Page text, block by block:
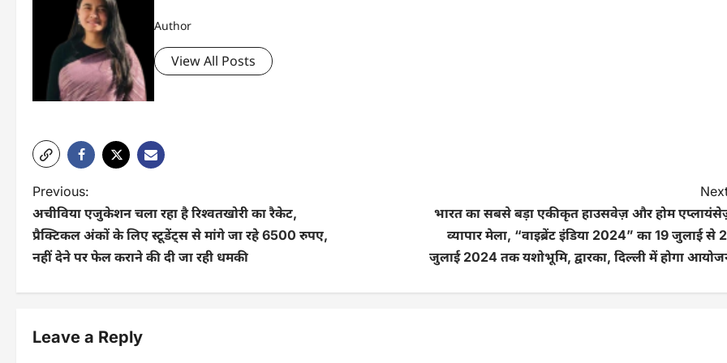
Author
View All Posts
P
o
s
a
Previous:
अचीविया एजुकेशन चला रहा है रिश्वतखोरी का रैकेट,
प्रैक्टिकल अंकों के लिए स्टूडेंट्स से मांगे जा रहे 6500 रुपए,
नहीं देने पर फेल कराने की दी जा रही धमकी
भारत का सबसे बड़ा एकीकृत हाउसवेज़ और होम
व्यापार मेला, “वाइब्रेंट इंडिया 2024” का 19 जुलाई से
जुलाई 2024 तक यशोभूमि, द्वारका, दिल्ली में होगा
Leave a Reply